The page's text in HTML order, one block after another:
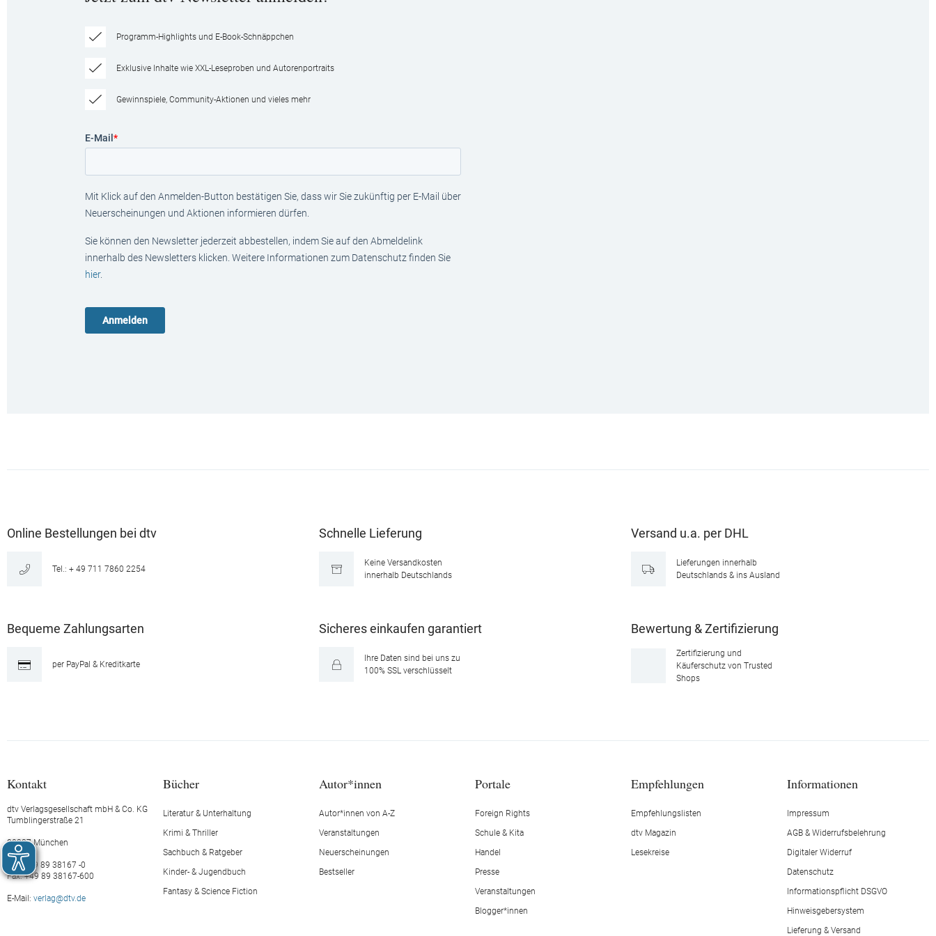
Programm-Highlights und E-Book-Schnäppchen
Exklusive Inhalte wie XXL-Leseproben und Autorenportraits
Gewinnspiele, Community-Aktionen und vieles mehr
E-Mail *
Mit Klick auf den Anmelden-Button bestätigen Sie, dass wir Sie zukünftig per E-Mail über
Neuerscheinungen und Aktionen informieren dürfen.
Sie können den Newsletter jederzeit abbestellen, indem Sie auf den Abmeldelink
innerhalb des Newsletters klicken. Weitere Informationen zum Datenschutz finden Sie
hier.
Online Bestellungen bei dtv
Tel.: + 49 711 7860 2254
Schnelle Lieferung
Keine Versandkosten
innerhalb Deutschlands
Versand u.a. per DHL
Lieferungen innerhalb
Deutschlands & ins Ausland
Bequeme Zahlungsarten
per PayPal & Kreditkarte
Sicheres einkaufen garantiert
Ihre Daten sind bei uns zu
100% SSL verschlüsselt
Bewertung & Zertifizierung
Zertifizierung und
Käuferschutz von Trusted
Shops
Kontakt
dtv Verlagsgesellschaft mbH & Co. KG
Tumblingerstraße 21
80337 München
Tel.: +49 89 38167 -0
Fax: +49 89 38167-600
E-Mail: verlag@dtv.de
Bücher
Literatur & Unterhaltung
Krimi & Thriller
Sachbuch & Ratgeber
Kinder- & Jugendbuch
Fantasy & Science Fiction
Autor*innen
Autor*innen von A-Z
Veranstaltungen
Neuerscheinungen
Bestseller
Portale
Foreign Rights
Schule & Kita
Handel
Presse
Veranstaltungen
Blogger*innen
Empfehlungen
Empfehlungslisten
dtv Magazin
Lesekreise
Informationen
Impressum
AGB & Widerrufsbelehrung
Digitaler Widerruf
Datenschutz
Informationspflicht DSGVO
Hinweisgebersystem
Lieferung & Versand